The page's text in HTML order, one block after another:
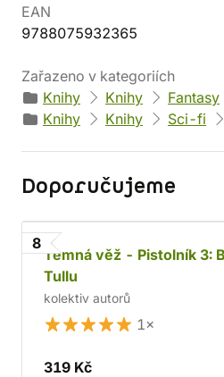
EAN
9788075932365
Zařazeno v kategoriích
Knihy
Knihy Fantasy
Knihy
Knihy Sci-fi
Doporučujeme
8
Temná věž - Pistolník 3:
Tullu
kolektiv autorů
1×
319 Kč